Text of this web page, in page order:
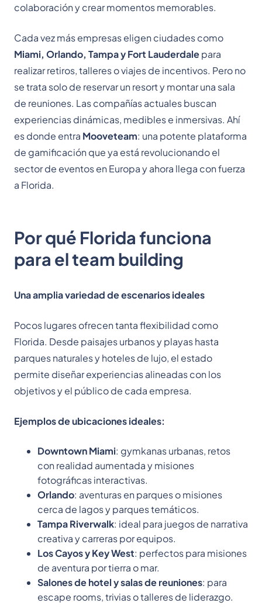
colaboración y crear momentos memorables.
Cada vez más empresas eligen ciudades como
Miami, Orlando, Tampa y Fort Lauderdalepara
realizar retiros, talleres o viajes de incentivos. Pero no
se trata solo de reservar un resort y montar una sala
de reuniones. Las compañías actuales buscan
experiencias dinámicas, medibles e inmersivas. Ahí
es donde entra Mooveteam: una potente plataforma
de gamificación que ya está revolucionando el
sector de eventos en Europa y ahora llega con fuerza
a Florida.
Por qué Florida funciona
para el team building
Una amplia variedad de escenarios ideales
Pocos lugares ofrecen tanta flexibilidad como
Florida. Desde paisajes urbanos y playas hasta
parques naturales y hoteles de lujo, el estado
permite diseñar experiencias alineadas con los
objetivos y el público de cada empresa.
Ejemplos de ubicaciones ideales:
Downtown Miami: gymkanas urbanas, retos
con realidad aumentada y misiones
fotográficas interactivas.
Orlando: aventuras en parques o misiones
cerca de lagos y parques temáticos.
Tampa Riverwalk: ideal para juegos de narrativa
creativa y carreras por equipos.
Los Cayos y Key West: perfectos para misiones
de aventura por tierra o mar.
Salones de hotel y salas de reuniones: para
escape rooms, trivias o talleres de liderazgo.